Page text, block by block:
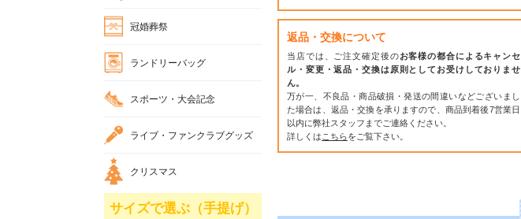
返品・交換について
当店では、ご注文確定後のお客様の都合によるキャンセ
ル・変更・返品・交換は原則としてお受けしておりませ
ん。
万が一、不良品・商品破損・発送の間違いなどございまし
た場合は、返品・交換を承りますので、商品到着後7営業日
以内に弊社スタッフまでご連絡ください。
詳しくは こちらをご覧下さい。
冠婚葬祭
ランドリーバッグ
スポーツ・大会記念
ライブ・ファンクラブグッズ
クリスマス
サイズで選ぶ（手提げ）